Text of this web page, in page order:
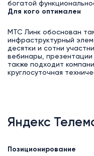
богатой
Для кого оптимален
МТС Линк обоснован
инфраструктурный
десятки и сотни
вебинары,
также подходит
круглосуточная
Яндекс
Позиционирование